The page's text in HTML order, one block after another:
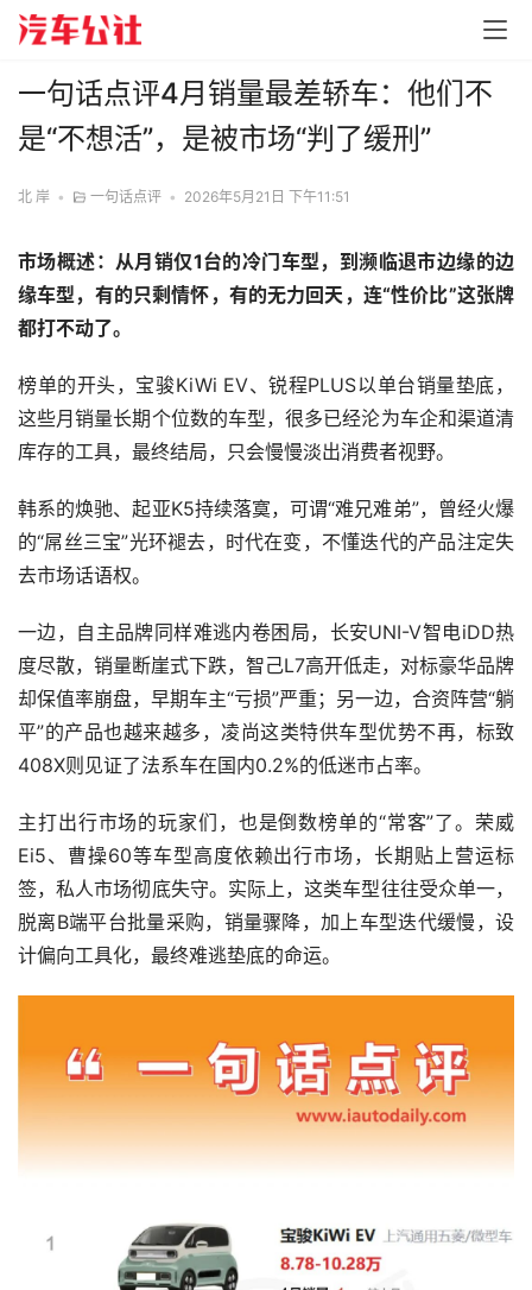
一句话点评4月销量最差轿车：他们不
是“不想活”，是被市场“判了缓刑”
北 岸 • 一句话点评 • 2026年5月21日 下午11:51
市场概述：从月销仅1台的冷门车型，到濒临退市边缘的边
缘车型，有的只剩情怀，有的无力回天，连“性价比”这张牌
都打不动了。
榜单的开头，宝骏KiWi EV、锐程PLUS以单台销量垫底，
这些月销量长期个位数的车型，很多已经沦为车企和渠道清
库存的工具，最终结局，只会慢慢淡出消费者视野。
韩系的焕驰、起亚K5持续落寞，可谓“难兄难弟”，曾经火爆
的“屌丝三宝”光环褪去，时代在变，不懂迭代的产品注定失
去市场话语权。
一边，自主品牌同样难逃内卷困局，长安UNI-V智电iDD热
度尽散，销量断崖式下跌，智己L7高开低走，对标豪华品牌
却保值率崩盘，早期车主“亏损”严重；另一边，合资阵营“躺
平”的产品也越来越多，凌尚这类特供车型优势不再，标致
408X则见证了法系车在国内0.2%的低迷市占率。
主打出行市场的玩家们，也是倒数榜单的“常客”了。荣威
Ei5、曹操60等车型高度依赖出行市场，长期贴上营运标
签，私人市场彻底失守。实际上，这类车型往往受众单一，
脱离B端平台批量采购，销量骤降，加上车型迭代缓慢，设
计偏向工具化，最终难逃垫底的命运。